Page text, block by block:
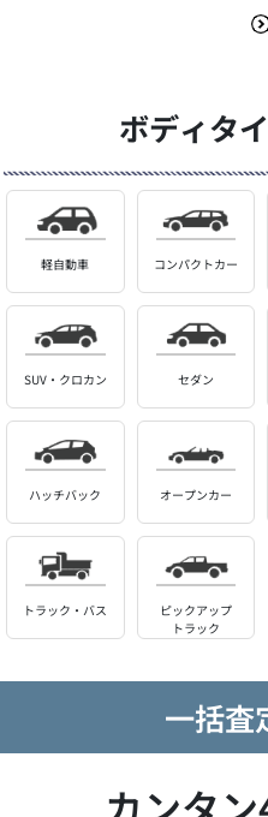
ボディタ
軽自動車 コンパクトカー
SUV・クロカン セダン
ハッチバック オープンカー
トラック・バス
ピックアップ
トラック
一括査